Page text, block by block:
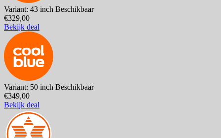
Variant: 43 inch Beschikbaar
€329,00
Bekijk deal
Variant: 50 inch Beschikbaar
€349,00
Bekijk deal